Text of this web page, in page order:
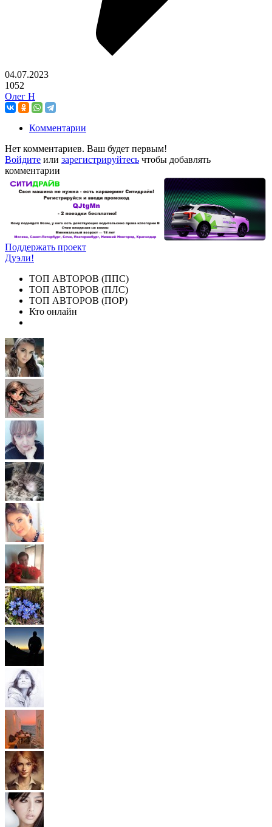
04.07.2023
1052
Олег Н
Комментарии
Нет комментариев. Ваш будет первым!
Войдите или зарегистрируйтесь чтобы добавлять
комментарии
Поддержать проект
Дуэли!
ТОП АВТОРОВ (ППС)
ТОП АВТОРОВ (ПЛС)
ТОП АВТОРОВ (ПОР)
Кто онлайн